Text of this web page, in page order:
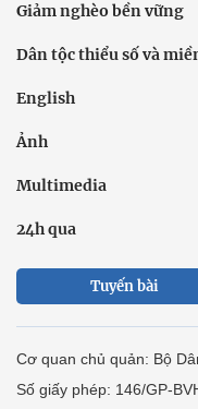
Giảm nghèo bền vững
Dân tộc thiểu số và
English
Ảnh
Multimedia
24h qua
Tuyến bài
Cơ quan chủ quản: Bộ
Số giấy phép: 146/GP-